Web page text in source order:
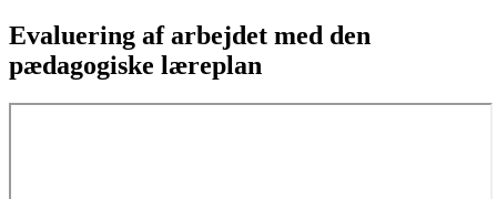
Evaluering af arbejdet med den
pædagogiske læreplan